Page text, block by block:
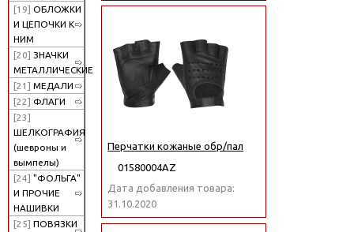
[19] ОБЛОЖКИ
И ЦЕПОЧКИ К
НИМ
[20] ЗНАЧКИ
МЕТАЛЛИЧЕСКИЕ
[21] МЕДАЛИ
[22] ФЛАГИ
[23]
ШЕЛКОГРАФИЯ
(шевроны и
вымпелы)
[24] "ФОЛЬГА"
И ПРОЧИЕ
НАШИВКИ
[25] ПОВЯЗКИ
Перчатки кожаные обр/пал
01580004АZ
Дата добавления товара:
31.10.2020